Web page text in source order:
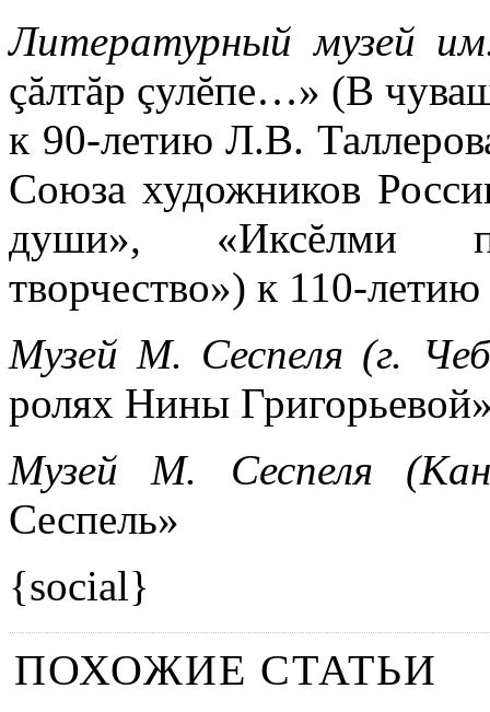
Литературный музей
çăлтăр çулĕпе…» (В
к 90-летию Л.В.
Союза художников
души», «Иксĕлми
творчество») к 110-
Музей М. Сеспеля (г.
ролях Нины
Музей М. Сеспеля
Сеспель»
{social}
ПОХОЖИЕ СТАТЬИ